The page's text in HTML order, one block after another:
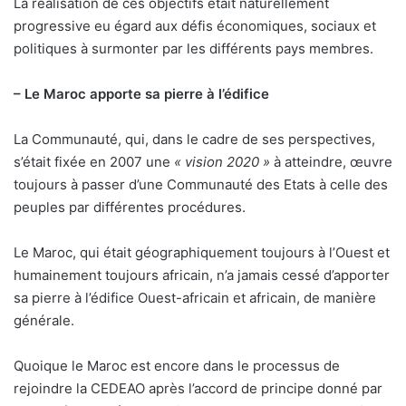
progressive eu égard aux défis économiques, sociaux et
politiques à surmonter par les différents pays membres.
– Le Maroc apporte sa pierre à l’édifice
La Communauté, qui, dans le cadre de ses perspectives,
s’était fixée en 2007 une « vision 2020 » à atteindre, œuvre
toujours à passer d’une Communauté des Etats à celle des
peuples par différentes procédures.
Le Maroc, qui était géographiquement toujours à l’Ouest et
humainement toujours africain, n’a jamais cessé d’apporter
sa pierre à l’édifice Ouest-africain et africain, de manière
générale.
Quoique le Maroc est encore dans le processus de
rejoindre la CEDEAO après l’accord de principe donné par